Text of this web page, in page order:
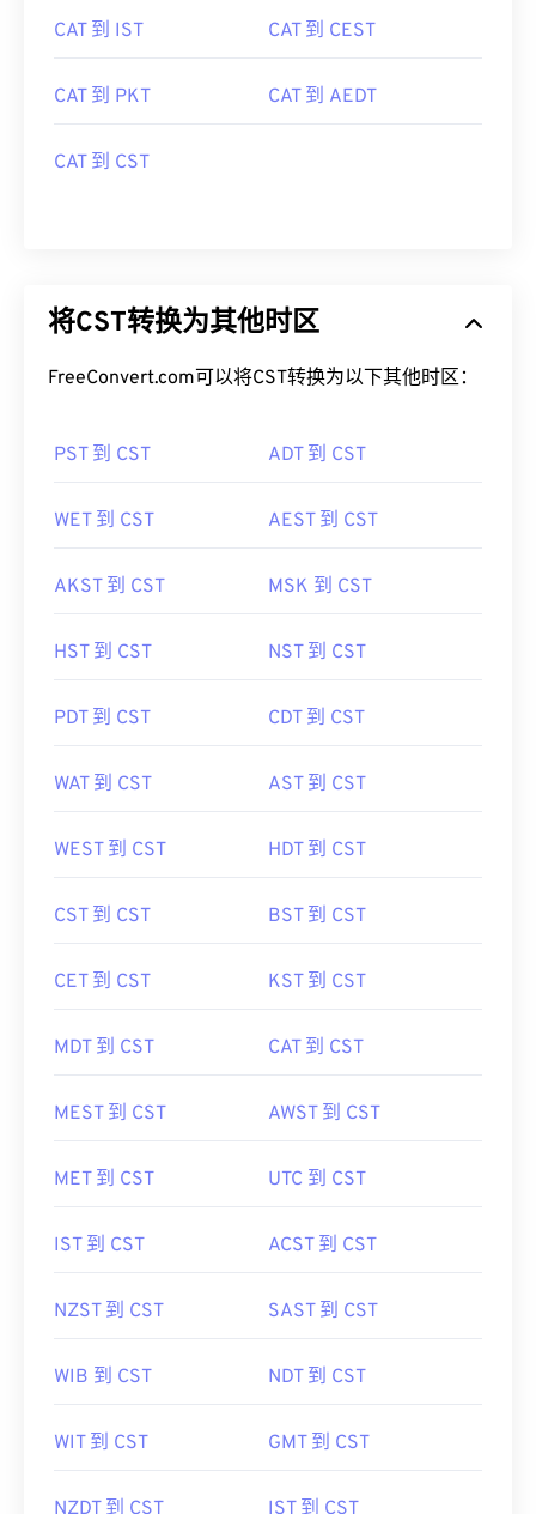
CAT 到 IST CAT 到 CEST
CAT 到 PKT CAT 到 AEDT
CAT 到 CST
将CST转换为其他时区
FreeConvert.com可以将CST转换为以下其他时区：
PST 到 CST ADT 到 CST
WET 到 CST AEST 到 CST
AKST 到 CST MSK 到 CST
HST 到 CST NST 到 CST
PDT 到 CST CDT 到 CST
WAT 到 CST AST 到 CST
WEST 到 CST HDT 到 CST
CST 到 CST BST 到 CST
CET 到 CST KST 到 CST
MDT 到 CST CAT 到 CST
MEST 到 CST AWST 到 CST
MET 到 CST UTC 到 CST
IST 到 CST ACST 到 CST
NZST 到 CST SAST 到 CST
WIB 到 CST NDT 到 CST
WIT 到 CST GMT 到 CST
NZDT 到 CST IST 到 CST